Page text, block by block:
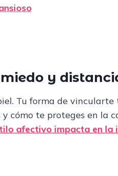
miedo y
Tu forma de
y cómo te proteges en la
afectivo impacta en la